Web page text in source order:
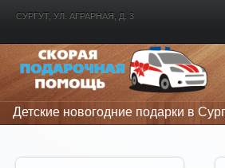
СУРГУТ, УЛ. АГРАРНАЯ, Д. 3
Детские новогодние подарки в